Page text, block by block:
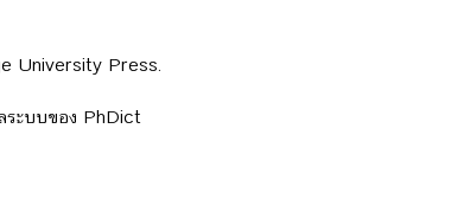
University Press.
ระบบของ PhDict